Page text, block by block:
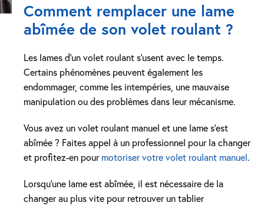
Comment remplacer une lame
abîmée de son volet roulant ?
Les lames d’un volet roulant s’usent avec le temps.
Certains phénomènes peuvent également les
endommager, comme les intempéries, une mauvaise
manipulation ou des problèmes dans leur mécanisme.
Vous avez un volet roulant manuel et une lame s’est
abîmée ? Faites appel à un professionnel pour la changer
et profitez-en pourmotoriser votre volet roulant manuel.
Lorsqu’une lame est abîmée, il est nécessaire de la
changer au plus vite pour retrouver un tablier